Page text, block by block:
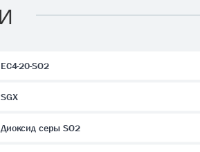
EC4-20-SO2
SGX
Диоксид серы SO2